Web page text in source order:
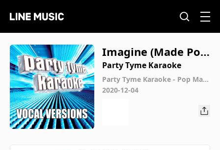
Imagine (Made Pop
ular By John Lenno
n) [Vocal Version]
Party Tyme Karaoke
Party Tyme Karaoke - Pop Male
Hits 4 (Vocal Versions)
2020-12-04